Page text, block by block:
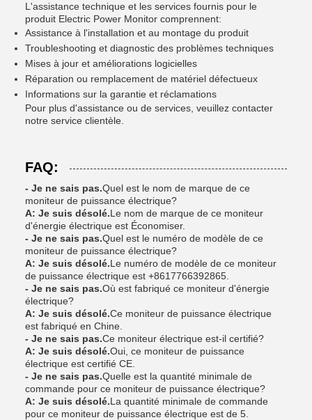
L'assistance technique et les services fournis pour le
produit Electric Power Monitor comprennent:
Assistance à l'installation et au montage du produit
Troubleshooting et diagnostic des problèmes techniques
Mises à jour et améliorations logicielles
Réparation ou remplacement de matériel défectueux
Informations sur la garantie et réclamations
Pour plus d'assistance ou de services, veuillez contacter
notre service clientèle.
FAQ:
- Je ne sais pas.Quel est le nom de marque de ce
moniteur de puissance électrique?
A: Je suis désolé.Le nom de marque de ce moniteur
d'énergie électrique est Économiser.
- Je ne sais pas.Quel est le numéro de modèle de ce
moniteur de puissance électrique?
A: Je suis désolé.Le numéro de modèle de ce moniteur
de puissance électrique est +8617766392865.
- Je ne sais pas.Où est fabriqué ce moniteur d'énergie
électrique?
A: Je suis désolé.Ce moniteur de puissance électrique
est fabriqué en Chine.
- Je ne sais pas.Ce moniteur électrique est-il certifié?
A: Je suis désolé.Oui, ce moniteur de puissance
électrique est certifié CE.
- Je ne sais pas.Quelle est la quantité minimale de
commande pour ce moniteur de puissance électrique?
A: Je suis désolé.La quantité minimale de commande
pour ce moniteur de puissance électrique est de 5.